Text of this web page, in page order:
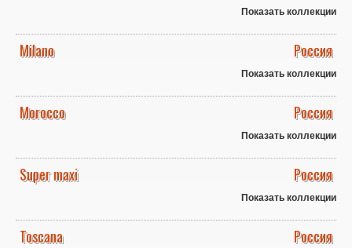
Показать коллекции
Milano Россия
Показать коллекции
Morocco Россия
Показать коллекции
Super maxi Россия
Показать коллекции
Toscana Россия